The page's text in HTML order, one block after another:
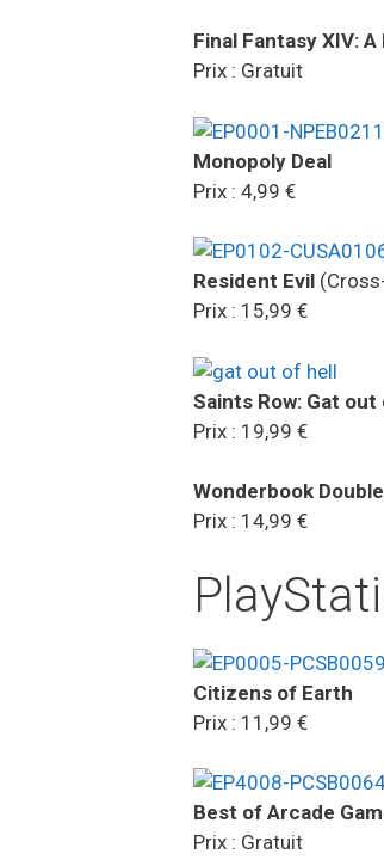
Final Fantasy XIV:
Prix : Gratuit
Monopoly Deal
Prix : 4,99 €
Resident Evil
Prix : 15,99 €
Saints Row: Gat out
Prix : 19,99 €
Wonderbook
Prix : 14,99 €
Citizens of Earth
Prix : 11,99 €
Best of Arcade
Prix : Gratuit